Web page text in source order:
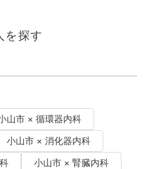
を探す
山市 × 循環器内科
小山市 × 消化器内科
小山市 × 腎臓内科